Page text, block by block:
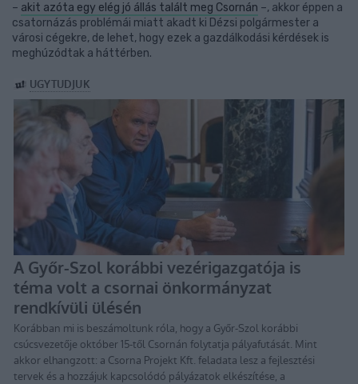
– akit azóta egy elég jó állás talált meg Csornán –, akkor éppen a
csatornázás problémái miatt akadt ki Dézsi polgármester a
városi cégekre, de lehet, hogy ezek a gazdálkodási kérdések is
meghúzódtak a háttérben.